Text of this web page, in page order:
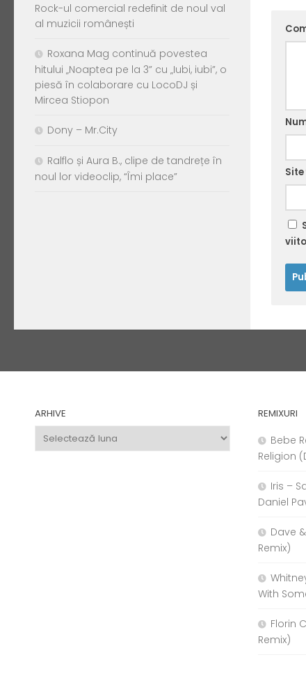
Rock-ul comercial redefinit de noul val
al muzicii românești
Roxana Mag continuă povestea
hitului „Noaptea pe la 3” cu „Iubi, iubi”, o
piesă în colaborare cu LocoDJ și
Mircea Stiopon
Dony – Mr.City
Ralflo și Aura B., clipe de tandrețe în
noul lor videoclip, “Îmi place”
ARHIVE
Arhive
REMIXURI
Bebe
Religion
Iris –
Daniel
Dave
Remix)
With
Florin
Remix)